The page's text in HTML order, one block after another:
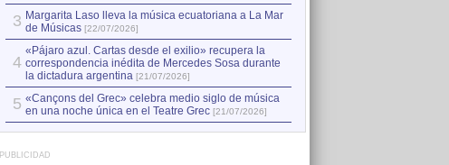
3 Margarita Laso lleva la música ecuatoriana a La Mar
de Músicas [22/07/2026]
4
«Pájaro azul. Cartas desde el exilio» recupera la
correspondencia inédita de Mercedes Sosa durante
la dictadura argentina [21/07/2026]
5 «Cançons del Grec» celebra medio siglo de música
en una noche única en el Teatre Grec [21/07/2026]
PUBLICIDAD